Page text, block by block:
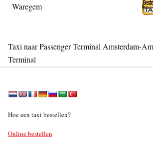
Waregem
Taxi naar Passenger Terminal Amsterdam-
Terminal
Hoe een taxi bestellen?
Online bestellen